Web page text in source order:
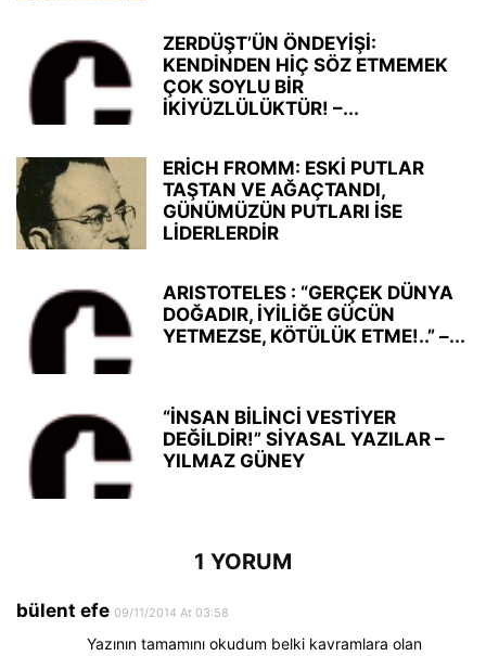
ZERDÜŞT’ÜN ÖNDEYİŞİ:
KENDİNDEN HİÇ SÖZ ETMEMEK
ÇOK SOYLU BİR
İKİYÜZLÜLÜKTÜR! –...
ERİCH FROMM: ESKİ PUTLAR
TAŞTAN VE AĞAÇTANDI,
GÜNÜMÜZÜN PUTLARI İSE
LİDERLERDİR
ARISTOTELES : “GERÇEK DÜNYA
DOĞADIR, İYİLİĞE GÜCÜN
YETMEZSE, KÖTÜLÜK ETME!..” –...
“İNSAN BİLİNCİ VESTİYER
DEĞİLDİR!” SİYASAL YAZILAR –
YILMAZ GÜNEY
1 YORUM
bülent efe 09/11/2014 At 03:58
Yazının tamamını okudum belki kavramlara olan